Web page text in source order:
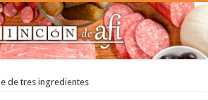
de tres ingredientes